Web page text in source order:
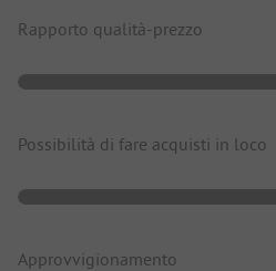
Rapporto qualità-prezzo
Possibilità di fare acquisti in loco
Approvvigionamento